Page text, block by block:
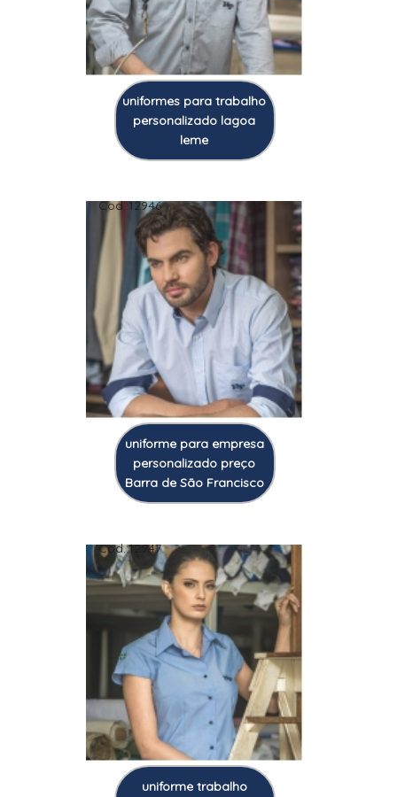
uniformes para trabalho
personalizado lagoa
leme
Cod.:12946
uniforme para empresa
personalizado preço
Barra de São Francisco
Cod.:12947
uniforme trabalho